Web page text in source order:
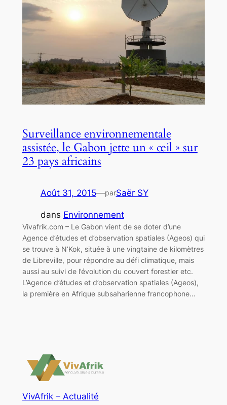
Surveillance environnementale
assistée, le Gabon jette un « œil » sur
23 pays africains
Août 31, 2015—parSaër SY
dans Environnement
Vivafrik.com – Le Gabon vient de se doter d’une
Agence d’études et d’observation spatiales (Ageos) qui
se trouve à N’Kok, située à une vingtaine de kilomètres
de Libreville, pour répondre au défi climatique, mais
aussi au suivi de l’évolution du couvert forestier etc.
L’Agence d’études et d’observation spatiales (Ageos),
la première en Afrique subsaharienne francophone…
VivAfrik – Actualité